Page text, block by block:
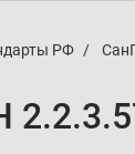
РФ